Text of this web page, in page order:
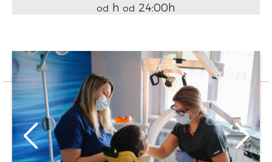
od h od 24:00h